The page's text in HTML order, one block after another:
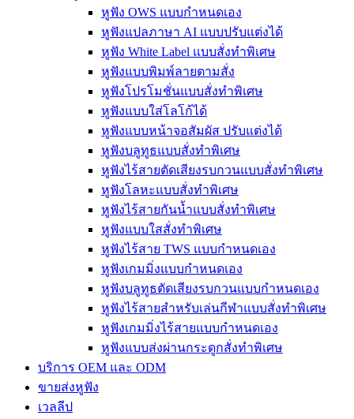
หูฟัง OWS แบบกำหนดเอง
หูฟังแปลภาษา AI แบบปรับแต่งได้
หูฟัง White Label แบบสั่งทำพิเศษ
หูฟังแบบพิมพ์ลายตามสั่ง
หูฟังโปรโมชั่นแบบสั่งทำพิเศษ
หูฟังแบบใส่โลโก้ได้
หูฟังแบบหน้าจอสัมผัส ปรับแต่งได้
หูฟังบลูทูธแบบสั่งทำพิเศษ
หูฟังไร้สายตัดเสียงรบกวนแบบสั่งทำพิเศษ
หูฟังโลหะแบบสั่งทำพิเศษ
หูฟังไร้สายกันน้ำแบบสั่งทำพิเศษ
หูฟังแบบใสสั่งทำพิเศษ
หูฟังไร้สาย TWS แบบกำหนดเอง
หูฟังเกมมิ่งแบบกำหนดเอง
หูฟังบลูทูธตัดเสียงรบกวนแบบกำหนดเอง
หูฟังไร้สายสำหรับเล่นกีฬาแบบสั่งทำพิเศษ
หูฟังเกมมิ่งไร้สายแบบกำหนดเอง
หูฟังแบบส่งผ่านกระดูกสั่งทำพิเศษ
บริการ OEM และ ODM
ขายส่งหูฟัง
เวลลีป